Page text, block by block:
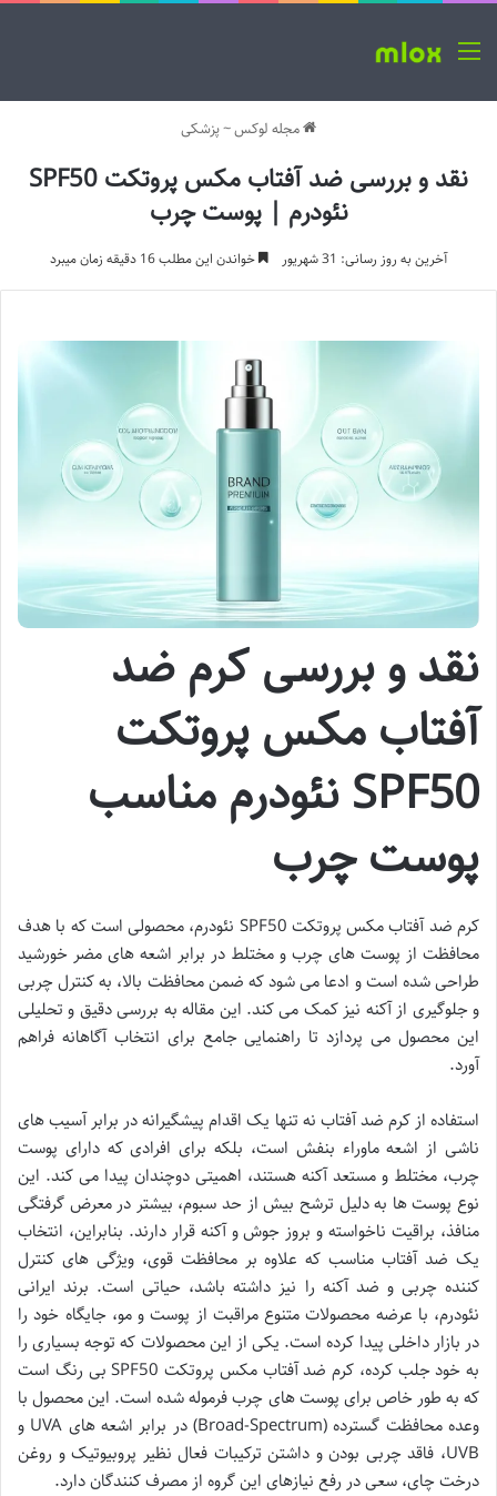
منو
مجله لوکس~پزشکی
نقد و بررسی ضد آفتاب مکس پروتکت SPF50
نئودرم | پوست چرب
آخرین به روز رسانی: 31 شهریور خواندن این مطلب 16 دقیقه زمان میبرد
نقد و بررسی کرم ضد
آفتاب مکس پروتکت
SPF50 نئودرم مناسب
پوست چرب
کرم ضد آفتاب مکس پروتکت SPF50 نئودرم، محصولی است که با هدف
محافظت از پوست های چرب و مختلط در برابر اشعه های مضر خورشید
طراحی شده است و ادعا می شود که ضمن محافظت بالا، به کنترل چربی
و جلوگیری از آکنه نیز کمک می کند. این مقاله به بررسی دقیق و تحلیلی
این محصول می پردازد تا راهنمایی جامع برای انتخاب آگاهانه فراهم
آورد.
استفاده از کرم ضد آفتاب نه تنها یک اقدام پیشگیرانه در برابر آسیب های
ناشی از اشعه ماوراء بنفش است، بلکه برای افرادی که دارای پوست
چرب، مختلط و مستعد آکنه هستند، اهمیتی دوچندان پیدا می کند. این
نوع پوست ها به دلیل ترشح بیش از حد سبوم، بیشتر در معرض گرفتگی
منافذ، براقیت ناخواسته و بروز جوش و آکنه قرار دارند. بنابراین، انتخاب
یک ضد آفتاب مناسب که علاوه بر محافظت قوی، ویژگی های کنترل
کننده چربی و ضد آکنه را نیز داشته باشد، حیاتی است. برند ایرانی
نئودرم، با عرضه محصولات متنوع مراقبت از پوست و مو، جایگاه خود را
در بازار داخلی پیدا کرده است. یکی از این محصولات که توجه بسیاری را
به خود جلب کرده، کرم ضد آفتاب مکس پروتکت SPF50 بی رنگ است
که به طور خاص برای پوست های چرب فرموله شده است. این محصول با
وعده محافظت گسترده (Broad-Spectrum) در برابر اشعه های UVA و
UVB، فاقد چربی بودن و داشتن ترکیبات فعال نظیر پروبیوتیک و روغن
درخت چای، سعی در رفع نیازهای این گروه از مصرف کنندگان دارد.